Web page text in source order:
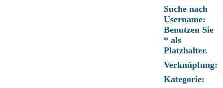
Suche nach
Username:
Benutzen Sie
* als
Platzhalter.
Verknüpfung:
Kategorie: